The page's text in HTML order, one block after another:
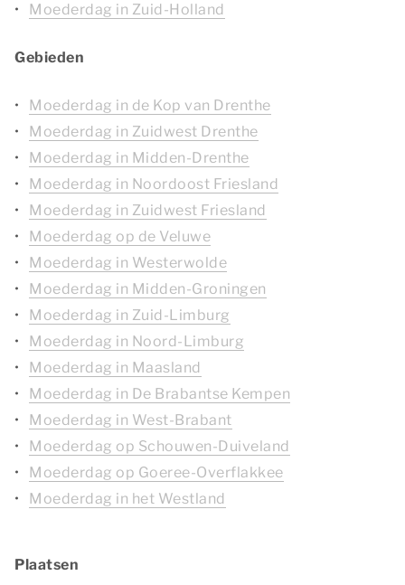
Moederdag in Zuid-Holland
Gebieden
Moederdag in de Kop van Drenthe
Moederdag in Zuidwest Drenthe
Moederdag in Midden-Drenthe
Moederdag in Noordoost Friesland
Moederdag in Zuidwest Friesland
Moederdag op de Veluwe
Moederdag in Westerwolde
Moederdag in Midden-Groningen
Moederdag in Zuid-Limburg
Moederdag in Noord-Limburg
Moederdag in Maasland
Moederdag in De Brabantse Kempen
Moederdag in West-Brabant
Moederdag op Schouwen-Duiveland
Moederdag op Goeree-Overflakkee
Moederdag in het Westland
Plaatsen